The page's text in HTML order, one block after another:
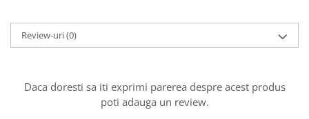
Step 1
Step 2
Step 4
Review-uri(0)
Daca doresti sa iti exprimi parerea despre acest produs
poti adauga un review.